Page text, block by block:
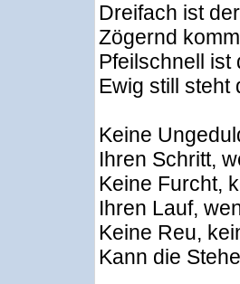
Dreifach ist
Zögernd
Pfeilschnell ist
Ewig still steht
Keine
Ihren Schritt,
Keine Furcht,
Ihren Lauf,
Keine Reu,
Kann die